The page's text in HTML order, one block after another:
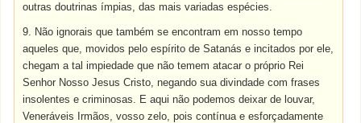
outras doutrinas ímpias, das mais variadas espécies.
9. Não ignorais que também se encontram em nosso tempo
aqueles que, movidos pelo espírito de Satanás e incitados por ele,
chegam a tal impiedade que não temem atacar o próprio Rei
Senhor Nosso Jesus Cristo, negando sua divindade com frases
insolentes e criminosas. E aqui não podemos deixar de louvar,
Veneráveis Irmãos, vosso zelo, pois contínua e esforçadamente